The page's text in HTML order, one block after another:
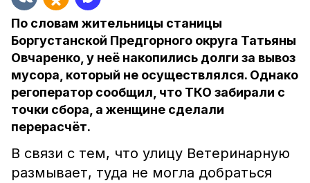
По словам жительницы станицы
Боргустанской Предгорного округа Татьяны
Овчаренко, у неё накопились долги за вывоз
мусора, который не осуществлялся. Однако
регоператор сообщил, что ТКО забирали с
точки сбора, а женщине сделали
перерасчёт.
В связи с тем, что улицу Ветеринарную
размывает, туда не могла добраться